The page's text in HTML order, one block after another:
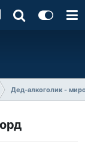
Дед-алкоголик -